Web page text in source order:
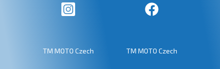
TM MOTO Czech TM MOTO Czech